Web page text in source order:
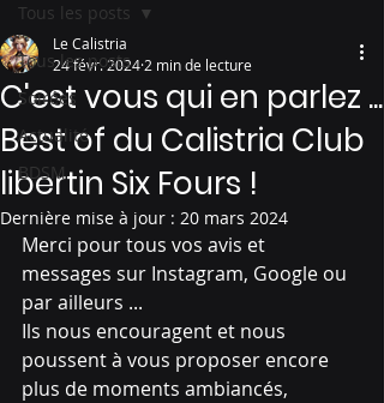
Tous les posts
Soirées
Actualité
BDSM
Tous les posts
C'est vous qui en parlez ...
Best of du Calistria Club
libertin Six Fours !
Le Calistria
24 févr. 2024 2 min de lecture
Dernière mise à jour : 20 mars 2024
Merci pour tous vos avis et
messages sur Instagram, Google ou
par ailleurs ...
Ils nous encouragent et nous
poussent à vous proposer encore
plus de moments ambiancés,